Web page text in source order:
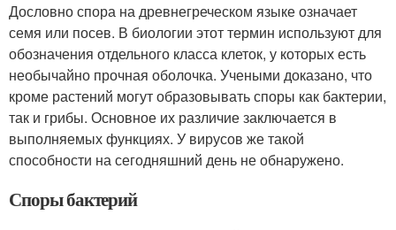
Дословно спора на древнегреческом языке означает
семя или посев. В биологии этот термин используют для
обозначения отдельного класса клеток, у которых есть
необычайно прочная оболочка. Учеными доказано, что
кроме растений могут образовывать споры как бактерии,
так и грибы. Основное их различие заключается в
выполняемых функциях. У вирусов же такой
способности на сегодняшний день не обнаружено.
Споры бактерий